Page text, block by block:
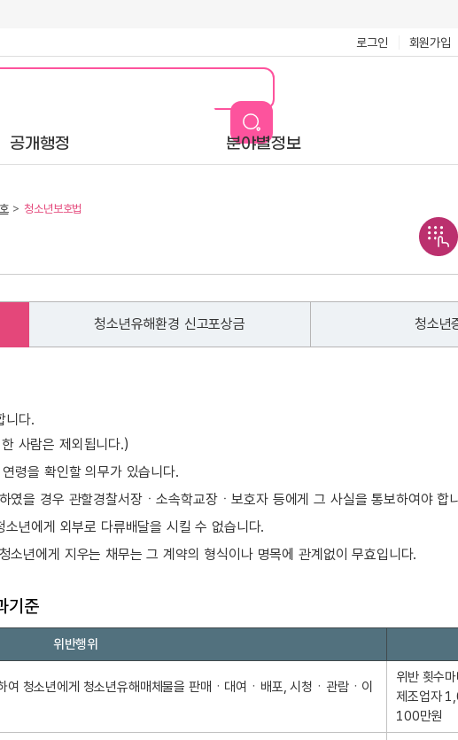
로그인 회원가입
공개행정 분야별정보
청소년보호법
청소년유해환경 신고포상금 청소년
니다.
사람은 제외됩니다.)
령을 확인할 의무가 있습니다.
였을 경우 관할경찰서장ㆍ소속학교장ㆍ보호자 등에게 그 사실을 통보하여야 합
년에게 외부로 다류배달을 시킬 수 없습니다.
소년에게 지우는 채무는 그 계약의 형식이나 명목에 관계없이 무효입니다.
기준
위반행위
청소년에게 청소년유해매체물을 판매ㆍ대여ㆍ배포, 시청ㆍ관람ㆍ이
위반 횟수
제조업자
100만원